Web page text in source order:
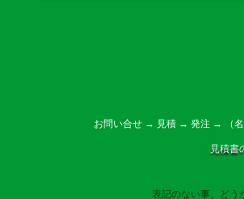
お問い合せ → 見積 → 発注 → （
見積書
表記のない事、どう